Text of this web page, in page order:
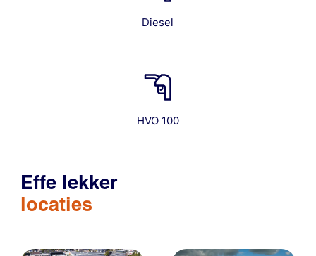
Diesel
HVO 100
Effe lekker
locaties